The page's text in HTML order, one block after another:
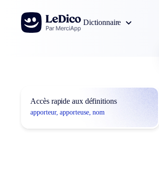
Aller au contenu
Dictionnaire
Accès rapide aux définitions
apporteur, apporteuse, nom